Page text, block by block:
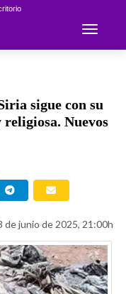
Toggle
sigue con su
Nuevos
de junio de 2025, 21:00h